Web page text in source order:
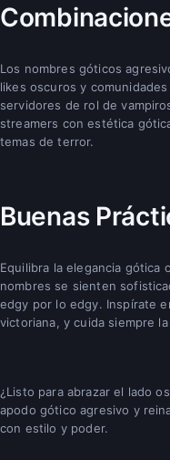
Los nombres góticos
likes oscuros y
servidores de rol de
streamers con estética
temas de terror.
Buenas
Equilibra la elegancia gótica
nombres se sienten
edgy por lo edgy. Inspírate
victoriana, y cuida siempre
¿Listo para abrazar el lado
apodo gótico agresivo y
con estilo y poder.